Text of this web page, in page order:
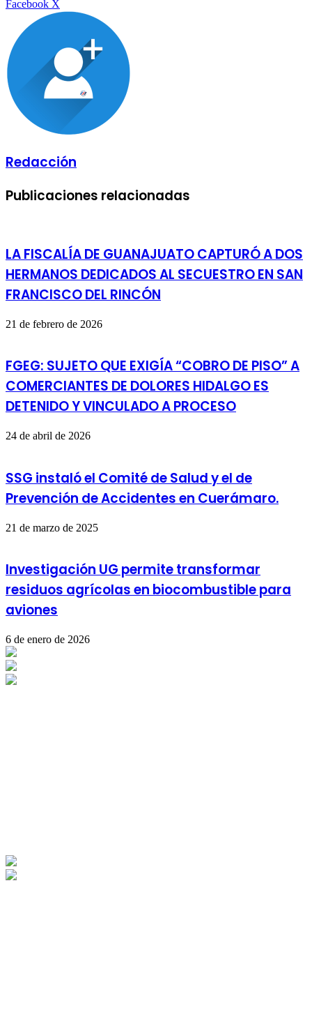
Facebook X
por
electrónico
Redacción
Publicaciones relacionadas
LA FISCALÍA DE GUANAJUATO CAPTURÓ A DOS
HERMANOS DEDICADOS AL SECUESTRO EN SAN
FRANCISCO DEL RINCÓN
21 de febrero de 2026
FGEG: SUJETO QUE EXIGÍA “COBRO DE PISO” A
COMERCIANTES DE DOLORES HIDALGO ES
DETENIDO Y VINCULADO A PROCESO
24 de abril de 2026
SSG instaló el Comité de Salud y el de
Prevención de Accidentes en Cuerámaro.
21 de marzo de 2025
Investigación UG permite transformar
residuos agrícolas en biocombustible para
aviones
6 de enero de 2026